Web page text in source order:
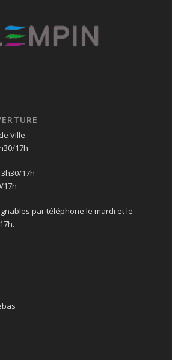
Ville :
17h
17h
17h
par téléphone le mardi et le